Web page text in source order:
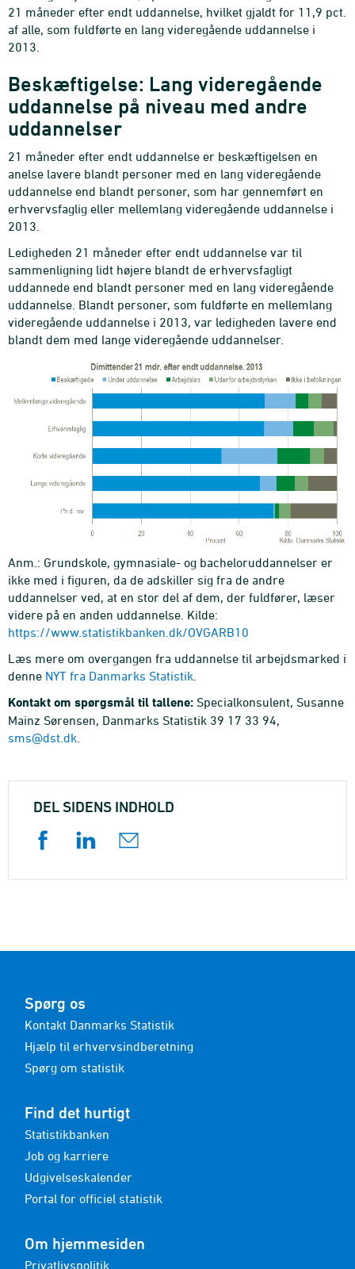
21 måneder efter endt uddannelse, hvilket gjaldt for 11,9 pct.
af alle, som fuldførte en lang videregående uddannelse i
2013.
Beskæftigelse: Lang videregående
uddannelse på niveau med andre
uddannelser
21 måneder efter endt uddannelse er beskæftigelsen en
anelse lavere blandt personer med en lang videregående
uddannelse end blandt personer, som har gennemført en
erhvervsfaglig eller mellemlang videregående uddannelse i
2013.
Ledigheden 21 måneder efter endt uddannelse var til
sammenligning lidt højere blandt de erhvervsfagligt
uddannede end blandt personer med en lang videregående
uddannelse. Blandt personer, som fuldførte en mellemlang
videregående uddannelse i 2013, var ledigheden lavere end
blandt dem med lange videregående uddannelser.
Anm.: Grundskole, gymnasiale- og bacheloruddannelser er
ikke med i figuren, da de adskiller sig fra de andre
uddannelser ved, at en stor del af dem, der fuldfører, læser
videre på en anden uddannelse. Kilde:
https://www.statistikbanken.dk/OVGARB10
Læs mere om overgangen fra uddannelse til arbejdsmarked i
denne NYT fra Danmarks Statistik
Kontakt om spørgsmål til tallene: Specialkonsulent, Susanne
Mainz Sørensen, Danmarks Statistik 39 17 33 94,
sms@dst.dk
DEL SIDENS INDHOLD
Spørg os
Kontakt Danmarks Statistik
Hjælp til erhvervsindberetning
Spørg om statistik
Find det hurtigt
Statistikbanken
Job og karriere
Udgivelseskalender
Portal for officiel statistik
Om hjemmesiden
Privatlivspolitik